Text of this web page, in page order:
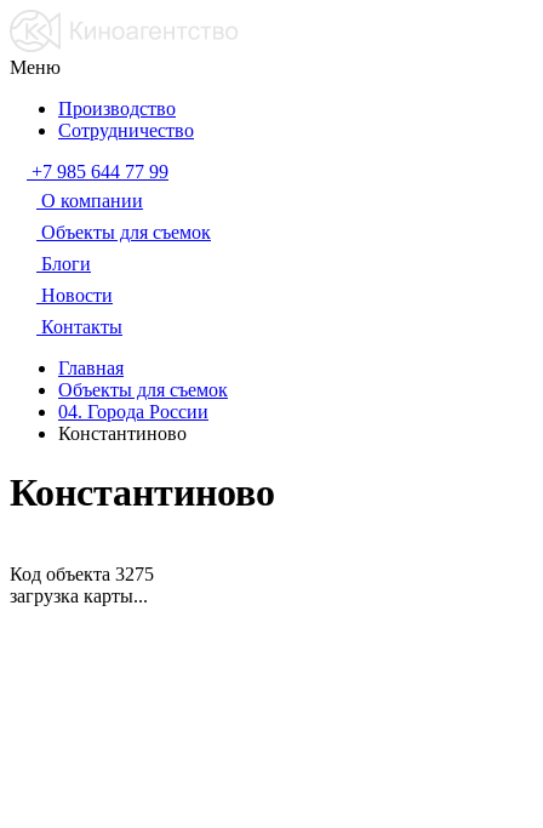
Меню
Производство
Сотрудничество
+7 985 644 77 99
О компании
Объекты для съемок
Блоги
Новости
Контакты
Главная
Объекты для съемок
04. Города России
Константиново
Константиново
Код объекта 3275
загрузка карты...